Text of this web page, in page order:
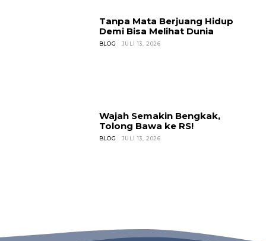
Tanpa Mata Berjuang Hidup
Demi Bisa Melihat Dunia
BLOG JULI 13, 2026
Wajah Semakin Bengkak,
Tolong Bawa ke RS!
BLOG JULI 13, 2026